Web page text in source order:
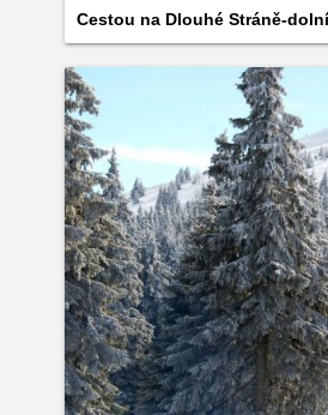
Cestou na Dlouhé Stráně-